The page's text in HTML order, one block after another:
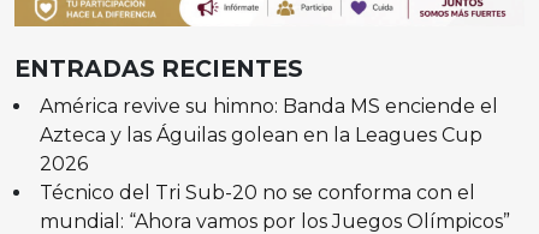
ENTRADAS RECIENTES
América revive su himno: Banda MS enciende el
Azteca y las Águilas golean en la Leagues Cup
2026
Técnico del Tri Sub-20 no se conforma con el
mundial: “Ahora vamos por los Juegos Olímpicos”